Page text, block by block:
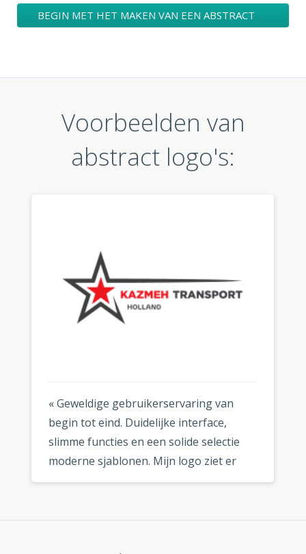
BEGIN MET HET MAKEN VAN EEN ABSTRACT
Voorbeelden van
abstract logo's:
« Geweldige gebruikerservaring van
begin tot eind. Duidelijke interface,
slimme functies en een solide selectie
moderne sjablonen. Mijn logo ziet er
fantastisch uit, waar ik het ook gebruik.